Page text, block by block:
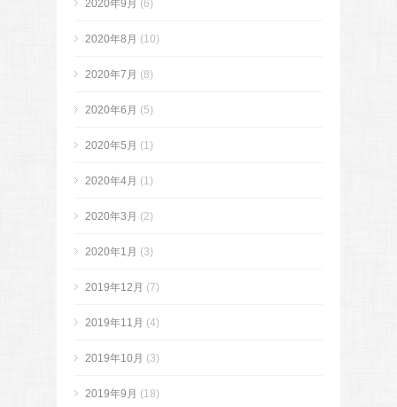
2020年9月 (6)
2020年8月 (10)
2020年7月 (8)
2020年6月 (5)
2020年5月 (1)
2020年4月 (1)
2020年3月 (2)
2020年1月 (3)
2019年12月 (7)
2019年11月 (4)
2019年10月 (3)
2019年9月 (18)